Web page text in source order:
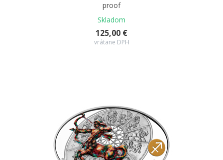
proof
Skladom
125,00 €
vrátane DPH